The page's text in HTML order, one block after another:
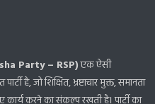
Party – RSP)एक ऐसी
है, जो शिक्षित, भ्रष्टाचार मुक्त, समानता
कार्य करने का संकल्प रखती है। पार्टी का